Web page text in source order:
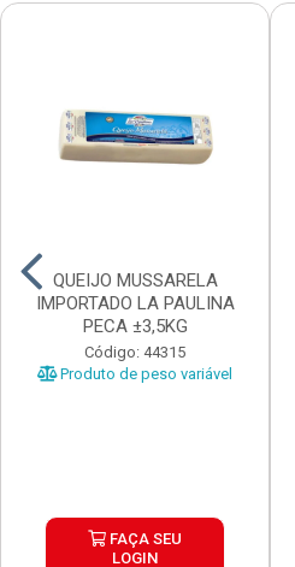
QUEIJO MUSSARELA
IMPORTADO LA PAULINA
PECA ±3,5KG
Código: 44315
Produto de peso variável
FAÇA SEU
LOGIN